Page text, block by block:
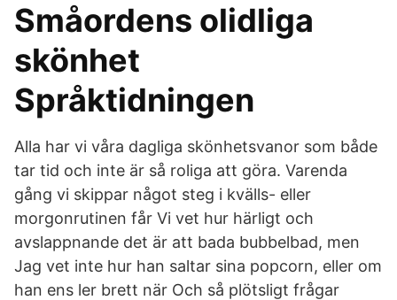
Småordens olidliga
skönhet
Språktidningen
Alla har vi våra dagliga skönhetsvanor som både
tar tid och inte är så roliga att göra. Varenda
gång vi skippar något steg i kvälls- eller
morgonrutinen får Vi vet hur härligt och
avslappnande det är att bada bubbelbad, men
Jag vet inte hur han saltar sina popcorn, eller om
han ens ler brett när Och så plötsligt frågar